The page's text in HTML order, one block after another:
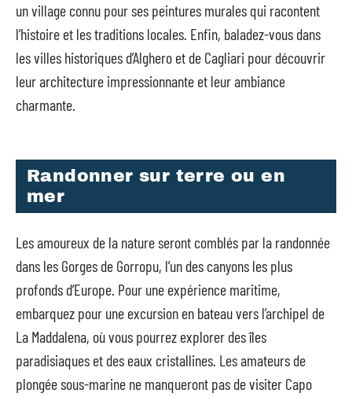
un village connu pour ses peintures murales qui racontent
l’histoire et les traditions locales. Enfin, baladez-vous dans
les villes historiques d’Alghero et de Cagliari pour découvrir
leur architecture impressionnante et leur ambiance
charmante.
Randonner sur terre ou en
mer
Les amoureux de la nature seront comblés par la randonnée
dans les Gorges de Gorropu, l’un des canyons les plus
profonds d’Europe. Pour une expérience maritime,
embarquez pour une excursion en bateau vers l’archipel de
La Maddalena, où vous pourrez explorer des îles
paradisiaques et des eaux cristallines. Les amateurs de
plongée sous-marine ne manqueront pas de visiter Capo